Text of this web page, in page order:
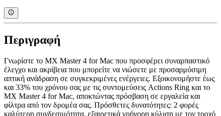
Περιγραφή
Γνωρίστε το MX Master 4 for Mac που προσφέρει συναρπαστικό
έλεγχο και ακρίβεια που μπορείτε να νιώσετε με προσαρμόσιμη
απτική ανάδραση σε συγκεκριμένες ενέργειες. Εξοικονομήστε έως
και 33% του χρόνου σας με τις συντομεύσεις Actions Ring και το
MX Master 4 for Mac, αποκτώντας πρόσβαση σε εργαλεία και
φίλτρα από τον δρομέα σας. Πρόσθετες δυνατότητες: 2 φορές
καλύτερη συνδεσιμότητα, εξαιρετικά γρήγορη κύλιση με τον τροχό